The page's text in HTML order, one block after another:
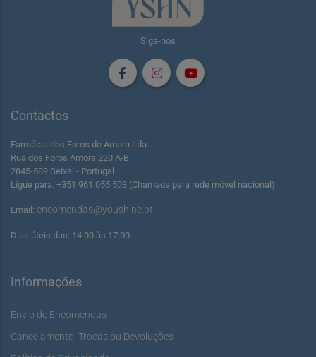
Siga-nos
Contactos
Farmácia dos Foros de Amora Lda.
Rua dos Foros Amora 220 A-B
2845-589 Seixal - Portugal
Ligue para: +351 961 055 503 (Chamada para rede móvel nacional)
Email: encomendas@youshine.pt
Dias úteis das: 14:00 às 17:00
Informações
Envio de Encomendas
Cancelamento, Trocas ou Devoluções